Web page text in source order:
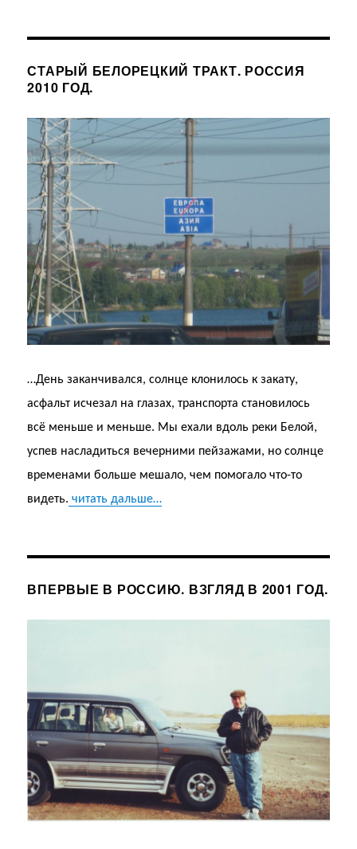
СТАРЫЙ БЕЛОРЕЦКИЙ ТРАКТ. РОССИЯ
2010 ГОД.
…День заканчивался, солнце клонилось к закату,
асфальт исчезал на глазах, транспорта становилось
всё меньше и меньше. Мы ехали вдоль реки Белой,
успев насладиться вечерними пейзажами, но солнце
временами больше мешало, чем помогало что-то
видеть. читать дальше…
ВПЕРВЫЕ В РОССИЮ. ВЗГЛЯД В 2001 ГОД.